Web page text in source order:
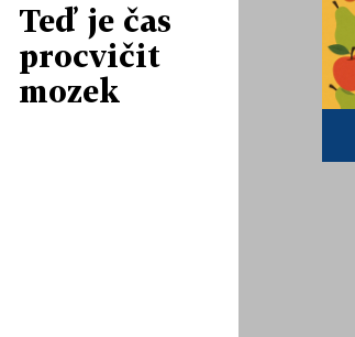
Teď je čas
procvičit
mozek